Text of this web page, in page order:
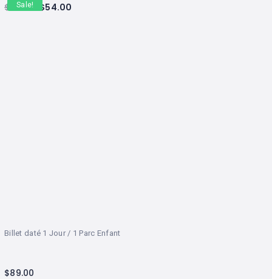
Sale!
Billet daté 1 Jour / 1 Parc Enfant
$ 91.00 $54.00
$89.00